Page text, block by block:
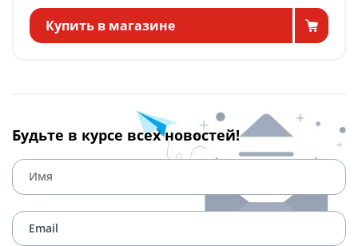
Купить в магазине
Будьте в курсе всех новостей!